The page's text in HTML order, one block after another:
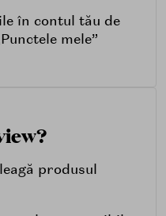
în contul tău de
mele”
produsul